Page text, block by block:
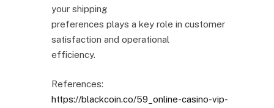
your shipping
preferences plays a key role in customer
satisfaction and operational
efficiency.
References:
https://blackcoin.co/59_online-casino-vip-